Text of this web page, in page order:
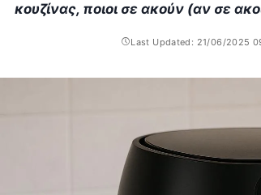
κουζίνας, ποιοι σε ακούν (αν σε
Last Updated: 21/06/2025